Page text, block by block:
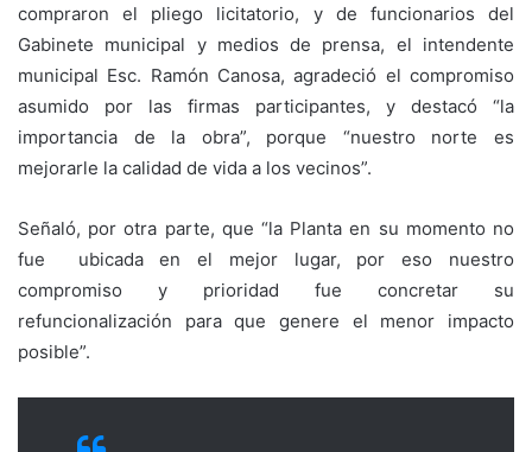
compraron el pliego licitatorio, y de funcionarios del
Gabinete municipal y medios de prensa, el intendente
municipal Esc. Ramón Canosa, agradeció el compromiso
asumido por las firmas participantes, y destacó “la
importancia de la obra”, porque “nuestro norte es
mejorarle la calidad de vida a los vecinos”.
Señaló, por otra parte, que “la Planta en su momento no
fue ubicada en el mejor lugar, por eso nuestro
compromiso y prioridad fue concretar su
refuncionalización para que genere el menor impacto
posible”.